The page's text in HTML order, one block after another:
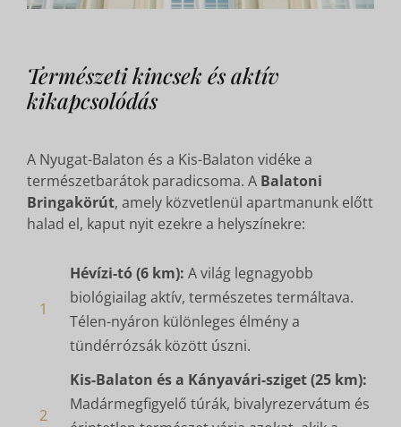
Természeti kincsek és aktív
kikapcsolódás
A Nyugat-Balaton és a Kis-Balaton vidéke a
természetbarátok paradicsoma. A Balatoni
Bringakörút, amely közvetlenül apartmanunk előtt
halad el, kaput nyit ezekre a helyszínekre:
1
Hévízi-tó (6 km): A világ legnagyobb
biológiailag aktív, természetes termáltava.
Télen-nyáron különleges élmény a
tündérrózsák között úszni.
2
Kis-Balaton és a Kányavári-sziget (25 km):
Madármegfigyelő túrák, bivalyrezervátum és